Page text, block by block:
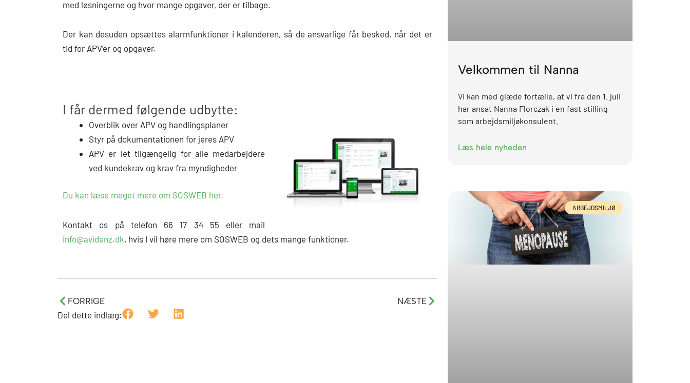
med løsningerne og hvor mange opgaver, der er tilbage.
Der kan desuden opsættes alarmfunktioner i kalenderen, så de ansvarlige får besked, når det er
tid for APV’er og opgaver.
I får dermed følgende udbytte:
Overblik over APV og handlingsplaner
Styr på dokumentationen for jeres APV
APV er let tilgængelig for alle medarbejdere
ved kundekrav og krav fra myndigheder
Du kan læse meget mere om SOSWEB her.
Kontakt os på telefon 66 17 34 55 eller mail
info@avidenz.dk, hvis I vil høre mere om SOSWEB og dets mange funktioner.
FORRIGE NÆSTE
Del dette indlæg:
Velkommen til Nanna
Vi kan med glæde fortælle, at vi fra den 1. juli
har ansat Nanna Florczak i en fast stilling
som arbejdsmiljøkonsulent.
Læs hele nyheden
ARBEJDSMILJØ